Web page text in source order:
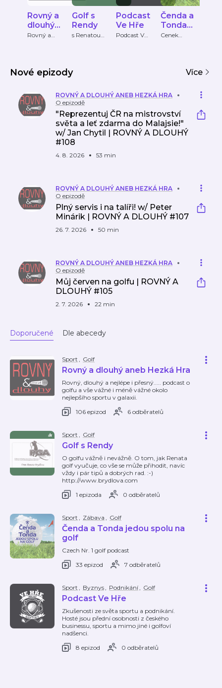
Rovný a
dlouhý
aneb
Rovný a
Golf s
Rendy
s Renatou
Podcast
Ve Hře
Podcast Ve
Čenda a
Tonda
jedou
Cenek
Nové epizody Více
ROVNÝ A DLOUHÝ ANEB HEZKÁ HRA
O epizodě
"Reprezentuj ČR na mistrovství
světa a leť zdarma do Malajsie!"
w/ Jan Chytil | ROVNÝ A DLOUHÝ
#108
4. 8. 2026 53 min
ROVNÝ A DLOUHÝ ANEB HEZKÁ HRA
O epizodě
Plný servis i na talíři! w/ Peter
Minárik | ROVNÝ A DLOUHÝ #107
26. 7. 2026 50 min
ROVNÝ A DLOUHÝ ANEB HEZKÁ HRA
O epizodě
Můj červen na golfu | ROVNÝ A
DLOUHÝ #105
2. 7. 2026 22 min
Doporučené Dle abecedy
Sport , Golf
Rovný a dlouhý aneb Hezká Hra
Rovný, dlouhý a nejlépe i přesný..... podcast o
golfu a vše vážné i méně vážné okolo
nejlepšího sportu v galaxii.
106 epizod
6 odběratelů
Sport , Golf
Golf s Rendy
O golfu vážně i nevážně. O tom, jak Renata
golf vyučuje, co vše se může přihodit, navíc
vždy i pár tipů a dobrých rad. :-)
http://www.brydlova.com
1 epizoda
0 odběratelů
Sport , Zábava , Golf
Čenda a Tonda jedou spolu na
golf
Czech Nr. 1 golf podcast
33 epizod
7 odběratelů
Sport , Byznys, Podnikání, Golf
Podcast Ve Hře
Zkušenosti ze světa sportu a podnikání.
Hosté jsou přední osobnosti z českého
businessu, sportu a mimo jiné i golfoví
nadšenci.
8 epizod
0 odběratelů